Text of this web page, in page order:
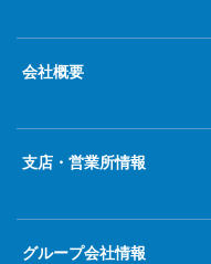
会社概要
支店・営業所情報
グループ会社情報